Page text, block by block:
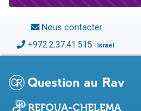
Nous contacter
+972.2.37.41.515 Israël